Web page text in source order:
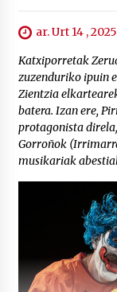
ar. Urt 14 , 2025
Katxiporretak
zuzenduriko ipuin
Zientzia
batera. Izan ere,
protagonista
Gorroñok
musikariak